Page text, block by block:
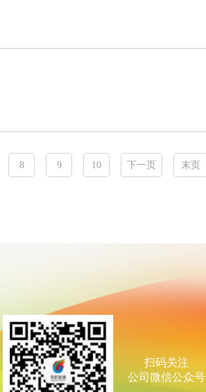
8 9 10 下一页 末页
扫码关注
公司微信公众号